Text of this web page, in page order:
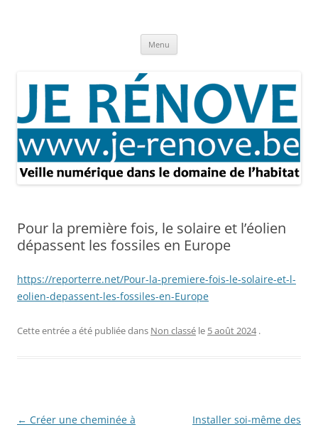
Menu
Pour la première fois, le solaire et l’éolien
dépassent les fossiles en Europe
https://reporterre.net/Pour-la-premiere-fois-le-solaire-et-l-
eolien-depassent-les-fossiles-en-Europe
Cette entrée a été publiée dans Non classé le 5 août 2024 .
Navigation
← Créer une cheminée à
Installer soi-même des